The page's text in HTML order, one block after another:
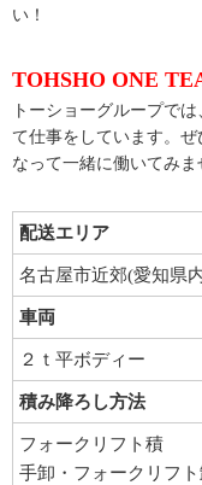
い！
TOHSHO ONE
トーショーグループで
て仕事をしています。
なって一緒に働いてみま
配送エリア
名古屋市近郊(愛知県
車両
２ｔ平ボディー
積み降ろし方法
フォークリフト積
手卸・フォークリフ